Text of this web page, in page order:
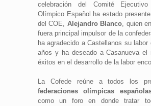
celebración del Comité
Olímpico Español ha estado
del COE, Alejandro Blanco, quien
fuera principal impulsor de la
ha agradecido a Castellanos su labor
años y ha deseado a Casanueva el
éxitos en el desarrollo de la labor
La Cofede reúne a todos los
federaciones olímpicas
como un foro en donde tratar